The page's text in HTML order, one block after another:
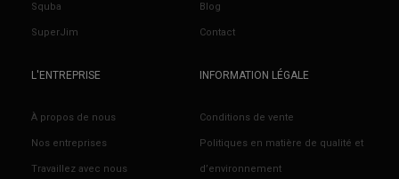
Squba
SuperJim
Blog
Contact
L'ENTREPRISE
À propos de nous
Nos entreprises
Travaillez avec nous
INFORMATION LÉGALE
Conditions de vente
Politiques en matière de qualité et
d’environnement